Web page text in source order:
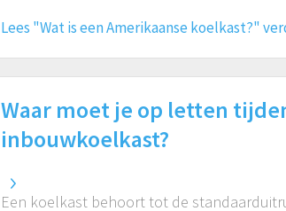
Lees "Wat is een Amerikaanse koelkast?"
Waar moet je op letten
inbouwkoelkast?
Een koelkast behoort tot de